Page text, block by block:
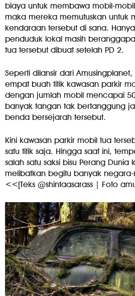
biaya untuk membawa mobil-
maka mereka memutuskan untuk
kendaraan tersebut di sana.
penduduk lokal masih
tua tersebut dibuat setelah PD 2.
Seperti dilansir dari
empat buah titik kawasan parkir
dengan jumlah mobil mencapai
banyak tangan tak bertanggung
benda bersejarah tersebut.
Kini kawasan parkir mobil tua
satu titik saja. Hingga saat ini,
salah satu saksi bisu Perang
melibatkan begitu banyak
<<[Teks @shintaasarass | Foto